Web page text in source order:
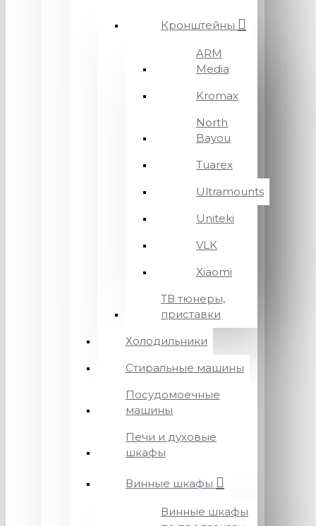
Кронштейны
ARM
Media
Kromax
North
Bayou
Tuarex
Ultramounts
Uniteki
VLK
Xiaomi
ТВ тюнеры,
приставки
Холодильники
Стиральные машины
Посудомоечные
машины
Печи и духовые
шкафы
Винные шкафы
Винные шкафы